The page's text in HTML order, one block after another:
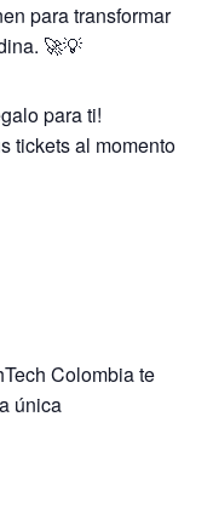
para transformar
🚀💡
para ti!
tickets al momento
Colombia te
única